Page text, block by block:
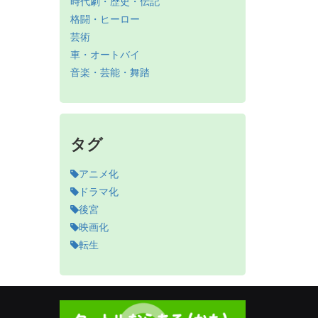
格闘・ヒーロー
芸術
車・オートバイ
音楽・芸能・舞踏
タグ
アニメ化
ドラマ化
後宮
映画化
転生